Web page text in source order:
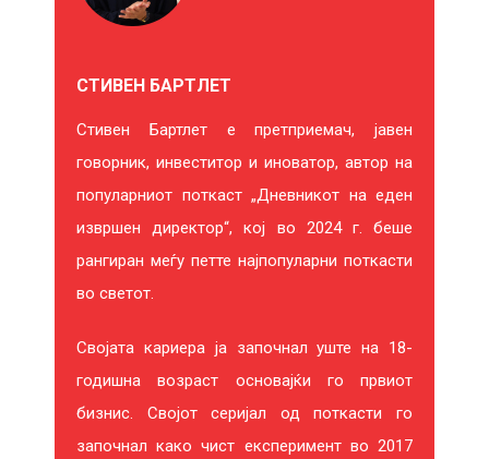
СТИВЕН БАРТЛЕТ
Стивен Бартлет е претприемач, јавен
говорник, инвеститор и иноватор, автор на
популарниот поткаст „Дневникот на еден
извршен директор“, кој во 2024 г. беше
рангиран меѓу петте најпопуларни поткасти
во светот.
Својата кариера ја започнал уште на 18-
годишна возраст основајќи го првиот
бизнис. Својот серијал од поткасти го
започнал како чист експеримент во 2017